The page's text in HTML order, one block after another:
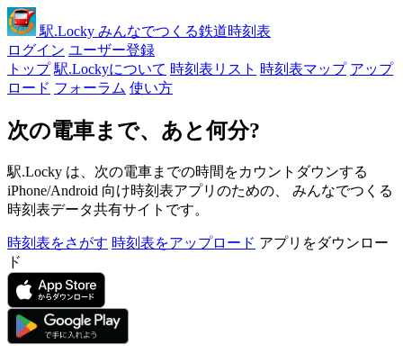
駅.Locky みんなでつくる鉄道時刻表
ログイン ユーザー登録
トップ 駅.Lockyについて 時刻表リスト 時刻表マップ アップ
ロード フォーラム 使い方
次の電車まで、あと何分?
駅.Locky は、次の電車までの時間をカウントダウンする
iPhone/Android 向け時刻表アプリのための、 みんなでつくる
時刻表データ共有サイトです。
時刻表をさがす 時刻表をアップロード アプリをダウンロー
ド